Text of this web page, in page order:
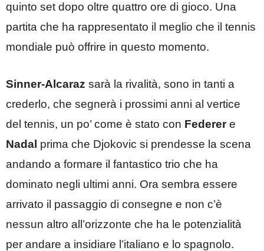
quinto set dopo oltre quattro ore di gioco. Una
partita che ha rappresentato il meglio che il tennis
mondiale può offrire in questo momento.
Sinner-Alcaraz sarà la rivalità, sono in tanti a
crederlo, che segnerà i prossimi anni al vertice
del tennis, un po’ come è stato con Federere
Nadal prima che Djokovic si prendesse la scena
andando a formare il fantastico trio che ha
dominato negli ultimi anni. Ora sembra essere
arrivato il passaggio di consegne e non c’è
nessun altro all’orizzonte che ha le potenzialità
per andare a insidiare l’italiano e lo spagnolo.